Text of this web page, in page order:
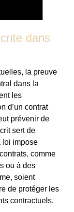
dans
la preuve
dans la
les
d’un contrat
prévenir de
sert de
loi impose
comme
ou à des
soient
de protéger les
contractuels.